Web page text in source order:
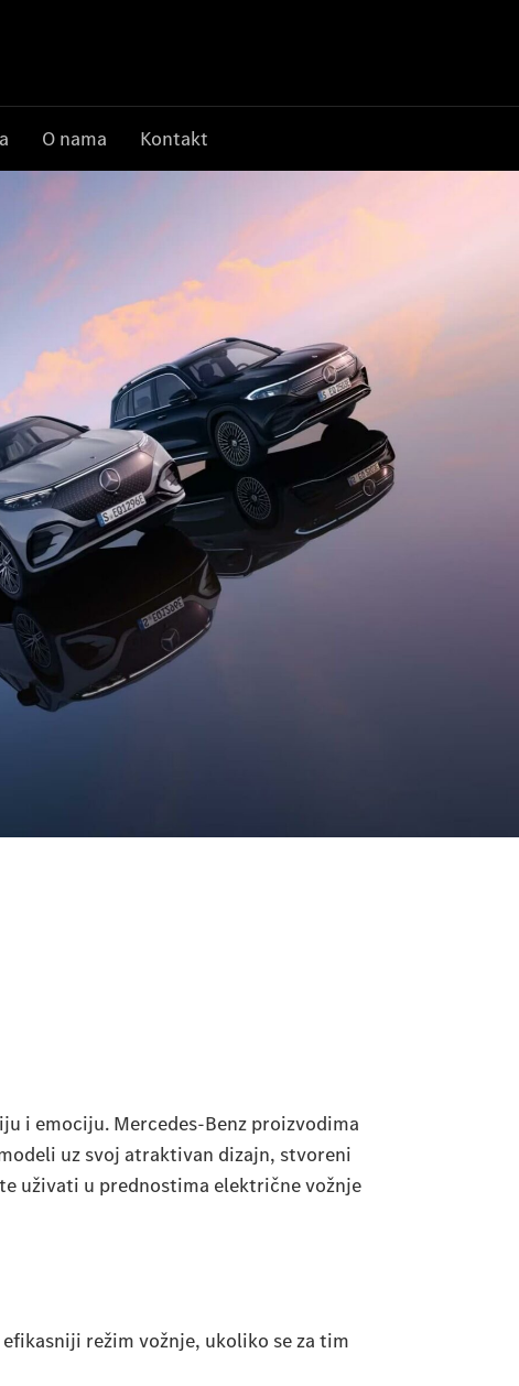
O nama Kontakt
i emociju. Mercedes-Benz proizvodima
uz svoj atraktivan dizajn, stvoreni
uživati u prednostima električne vožnje
režim vožnje, ukoliko se za tim